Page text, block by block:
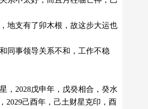
地支有了卯木根，故这步大运也
同事领导关系不和，工作不稳
，2028戊申年，戊癸相合，癸水
2029己酉年，己土财星克印，酉